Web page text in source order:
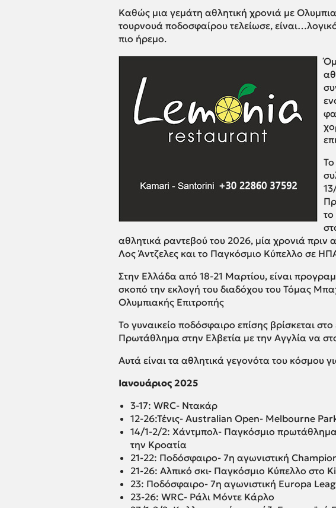
Καθώς μια γεμάτη αθλητική χρονιά με
τουρνουά ποδοσφαίρου τελείωσε,
πιο ήρεμο.
αθλητικά ραντεβού του 2026, μία χρονιά
Λος Άντζελες και το Παγκόσμιο Κύπελλο σε
Στην Ελλάδα από 18-21 Μαρτίου, είναι
σκοπό την εκλογή του διαδόχου του Τόμας
Ολυμπιακής Επιτροπής
Το γυναικείο ποδόσφαιρο επίσης βρίσκεται
Πρωτάθλημα στην Ελβετία με την Αγγλία να
Αυτά είναι τα αθλητικά γεγονότα του κόσμου
Ιανουάριος 2025
3-17: WRC­- Ντακάρ
12-26:Τένις- Australian Open- Melbourne
14/1-2/2: Χάντμπολ- Παγκόσμιο
την Κροατία
21-22: Ποδόσφαιρο- 7η αγωνιστική
21-26: Αλπικό σκι- Παγκόσμιο Κύπελλο στο
23: Ποδόσφαιρο- 7η αγωνιστική Europa
23-26: WRC- Ράλι Μόντε Κάρλο